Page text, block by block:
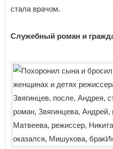
стала врачом.
Служебный роман и